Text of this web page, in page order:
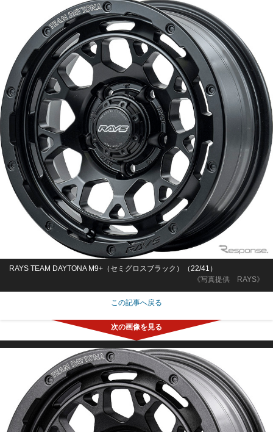
《写真提供 RAYS》
RAYS TEAM DAYTONA M9+（セミグロスブラック）（22/41）
この記事へ戻る